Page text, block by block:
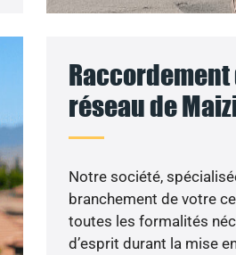
réseau de
Notre société,
branchement de votre
toutes les formalités
d’esprit durant la mise